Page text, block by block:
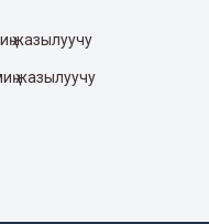
жазылуучу
жазылуучу